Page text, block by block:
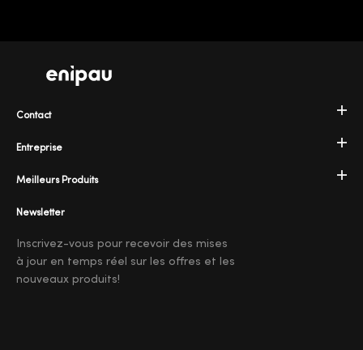
Entreprise
Meilleurs Produits
Contact
Newsletter
Inscrivez-vous pour recevoir des mises
à jour en temps réel sur les offres et les
nouveaux produits!